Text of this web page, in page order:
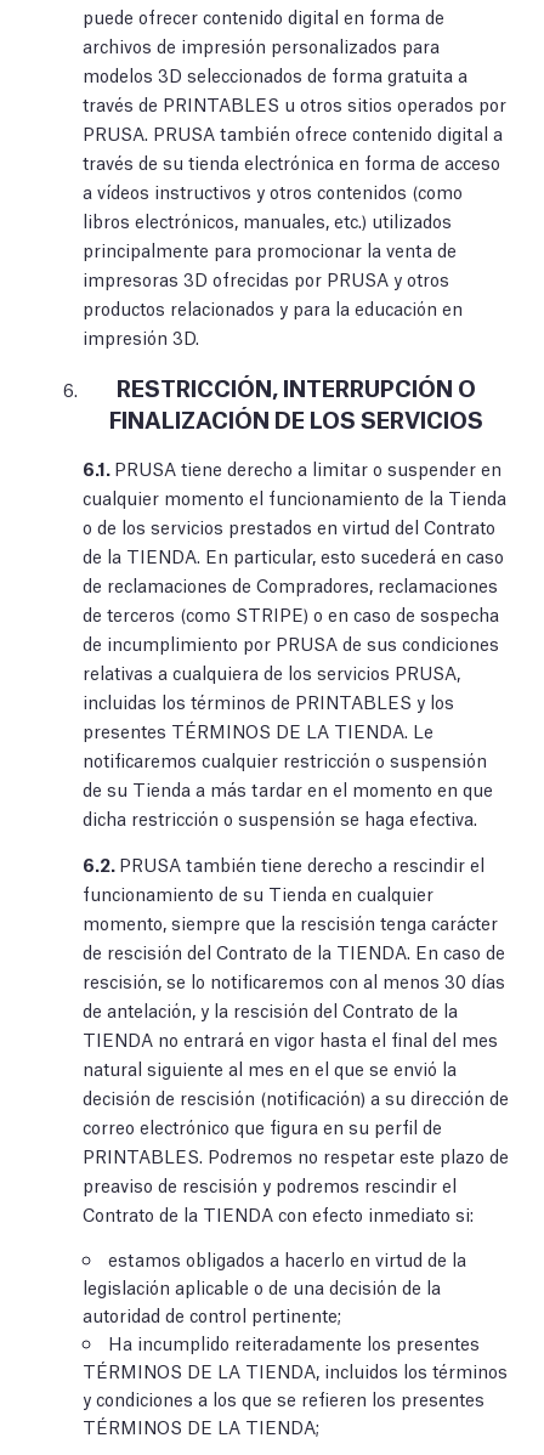
puede ofrecer contenido digital en forma de
archivos de impresión personalizados para
modelos 3D seleccionados de forma gratuita a
través de PRINTABLES u otros sitios operados por
PRUSA. PRUSA también ofrece contenido digital a
través de su tienda electrónica en forma de acceso
a vídeos instructivos y otros contenidos (como
libros electrónicos, manuales, etc.) utilizados
principalmente para promocionar la venta de
impresoras 3D ofrecidas por PRUSA y otros
productos relacionados y para la educación en
impresión 3D.
RESTRICCIÓN, INTERRUPCIÓN O
FINALIZACIÓN DE LOS SERVICIOS
6.1. PRUSA tiene derecho a limitar o suspender en
cualquier momento el funcionamiento de la Tienda
o de los servicios prestados en virtud del Contrato
de la TIENDA. En particular, esto sucederá en caso
de reclamaciones de Compradores, reclamaciones
de terceros (como STRIPE) o en caso de sospecha
de incumplimiento por PRUSA de sus condiciones
relativas a cualquiera de los servicios PRUSA,
incluidas los términos de PRINTABLES y los
presentes TÉRMINOS DE LA TIENDA. Le
notificaremos cualquier restricción o suspensión
de su Tienda a más tardar en el momento en que
dicha restricción o suspensión se haga efectiva.
6.2. PRUSA también tiene derecho a rescindir el
funcionamiento de su Tienda en cualquier
momento, siempre que la rescisión tenga carácter
de rescisión del Contrato de la TIENDA. En caso de
rescisión, se lo notificaremos con al menos 30 días
de antelación, y la rescisión del Contrato de la
TIENDA no entrará en vigor hasta el final del mes
natural siguiente al mes en el que se envió la
decisión de rescisión (notificación) a su dirección de
correo electrónico que figura en su perfil de
PRINTABLES. Podremos no respetar este plazo de
preaviso de rescisión y podremos rescindir el
Contrato de la TIENDA con efecto inmediato si:
estamos obligados a hacerlo en virtud de la
legislación aplicable o de una decisión de la
autoridad de control pertinente;
Ha incumplido reiteradamente los presentes
TÉRMINOS DE LA TIENDA, incluidos los términos
y condiciones a los que se refieren los presentes
TÉRMINOS DE LA TIENDA;